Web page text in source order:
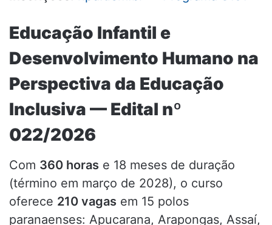
Educação Infantil e
Desenvolvimento Humano na
Perspectiva da Educação
Inclusiva — Edital nº
022/2026
Com 360 horas e 18 meses de duração
(término em março de 2028), o curso
oferece 210 vagas em 15 polos
paranaenses: Apucarana, Arapongas, Assaí,